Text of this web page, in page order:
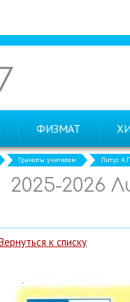
ФИЗМАТ
Грамоты учителям Литус
2025-2026
к списку